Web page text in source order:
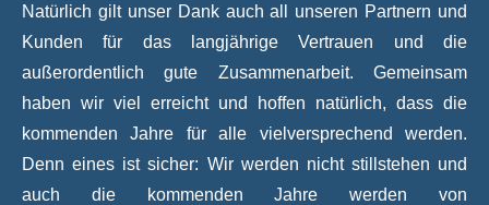
Natürlich gilt unser Dank auch all unseren Partnern und
Kunden für das langjährige Vertrauen und die
außerordentlich gute Zusammenarbeit. Gemeinsam
haben wir viel erreicht und hoffen natürlich, dass die
kommenden Jahre für alle vielversprechend werden.
Denn eines ist sicher: Wir werden nicht stillstehen und
auch die kommenden Jahre werden von